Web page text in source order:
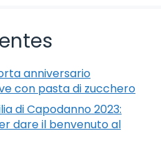
anniversario
con pasta di zucchero
di Capodanno 2023:
dare il benvenuto al